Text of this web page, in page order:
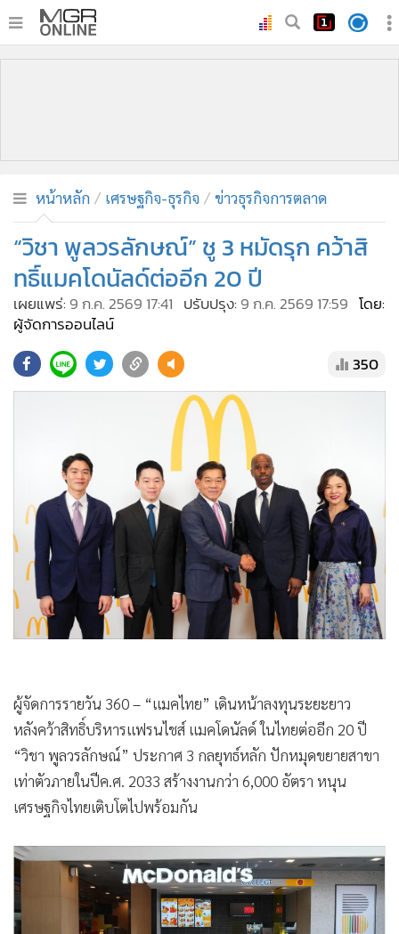
• บันเทิง
ผู้จัดการรายวัน
คอลัมนิสต์
• ละคร
• CbizReview
• ผู้จัดกวน
Good health & Well-being
Management & HR
MGR Live
Infographic
•
การเมือง
ท่องเที่ยว
•
กีฬา
ต่างประเทศ
• จีน
• ชุมชน-คุณภาพชีวิต
• อาชญากรรม
• Motoring
• เกม
•
•
หน้าหลัก เศรษฐกิจ-ธุรกิจ ข่าวธุรกิจการตลาด
“วิชา พูลวรลักษณ์” ชู 3 หมัดรุก คว้าสิ
ทธิ์แมคโดนัลด์ต่ออีก 20 ปี
เผยแพร่: 9 ก.ค. 2569 17:41 ปรับปรุง: 9 ก.ค. 2569 17:59 โดย:
ผู้จัดการออนไลน์
350
ผู้จัดการรายวัน 360 – “แมคไทย” เดินหน้าลงทุนระยะยาว
หลังคว้าสิทธิ์บริหารแฟรนไชส์ แมคโดนัลด์ ในไทยต่ออีก 20 ปี
“วิชา พูลวรลักษณ์” ประกาศ 3 กลยุทธ์หลัก ปักหมุดขยายสาขา
เท่าตัวภายในปีค.ศ. 2033 สร้างงานกว่า 6,000 อัตรา หนุน
เศรษฐกิจไทยเติบโตไปพร้อมกัน